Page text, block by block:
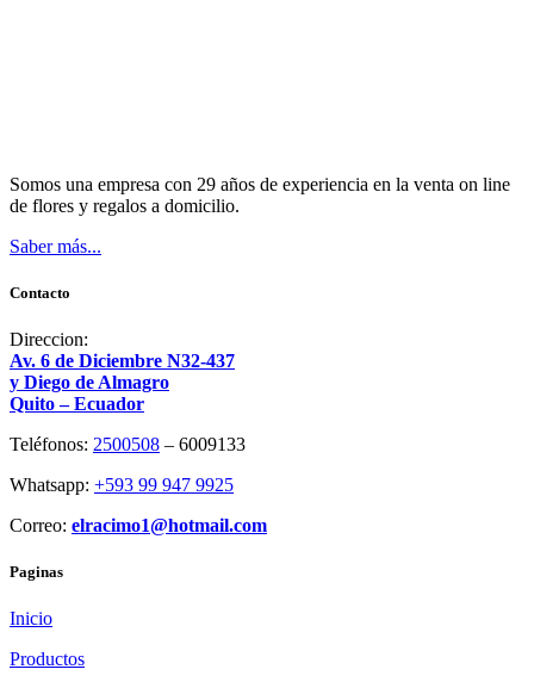
Somos una empresa con 29 años de experiencia en la venta on line
de flores y regalos a domicilio.
Saber más...
Contacto
Direccion:
Av. 6 de Diciembre N32-437
y Diego de Almagro
Quito – Ecuador
Teléfonos: 2500508 – 6009133
Whatsapp: +593 99 947 9925
Correo: elracimo1@hotmail.com
Paginas
Inicio
Productos